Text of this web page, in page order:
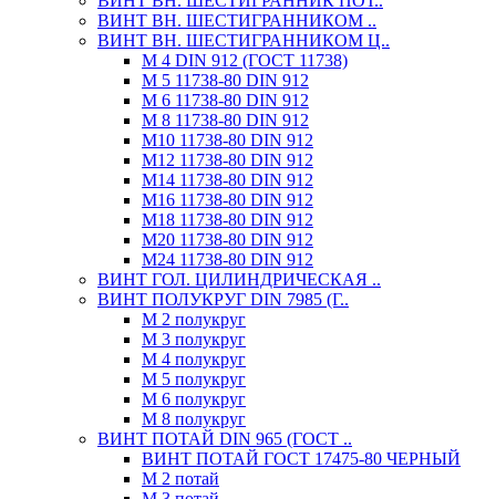
ВИНТ ВН. ШЕСТИГРАННИКОМ ..
ВИНТ ВН. ШЕСТИГРАННИКОМ Ц..
М 4 DIN 912 (ГОСТ 11738)
М 5 11738-80 DIN 912
М 6 11738-80 DIN 912
М 8 11738-80 DIN 912
М10 11738-80 DIN 912
М12 11738-80 DIN 912
М14 11738-80 DIN 912
М16 11738-80 DIN 912
М18 11738-80 DIN 912
М20 11738-80 DIN 912
М24 11738-80 DIN 912
ВИНТ ГОЛ. ЦИЛИНДРИЧЕСКАЯ ..
ВИНТ ПОЛУКРУГ DIN 7985 (Г..
М 2 полукруг
М 3 полукруг
М 4 полукруг
М 5 полукруг
М 6 полукруг
М 8 полукруг
ВИНТ ПОТАЙ DIN 965 (ГОСТ ..
ВИНТ ПОТАЙ ГОСТ 17475-80 ЧЕРНЫЙ
М 2 потай